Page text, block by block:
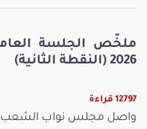
2026 (النقطة الثانية)
12797 قراءة